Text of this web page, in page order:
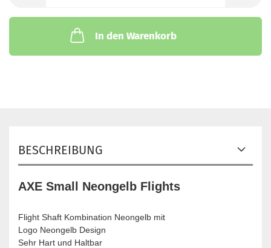
In den Warenkorb
BESCHREIBUNG
AXE Small Neongelb Flights
Flight Shaft Kombination Neongelb mit
Logo Neongelb Design
Sehr Hart und Haltbar